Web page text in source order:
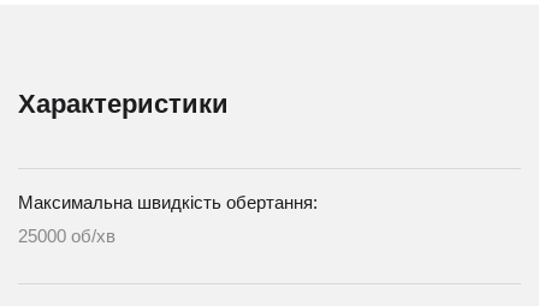
Характеристики
Максимальна швидкість обертання:
25000 об/хв